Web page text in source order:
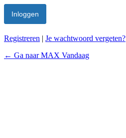
Registreren | Je wachtwoord vergeten?
← Ga naar MAX Vandaag